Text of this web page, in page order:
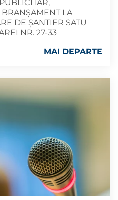
LA
DE ȘANTIER SATU
NR. 27-33
MAI DEPARTE